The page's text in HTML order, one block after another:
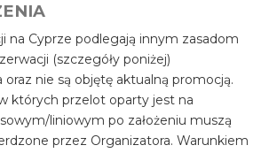
na Cyprze podlegają innym zasadom
(szczegóły poniżej)
oraz nie są objętę aktualną promocją.
których przelot oparty jest na
liniowym po założeniu muszą
przez Organizatora. Warunkiem